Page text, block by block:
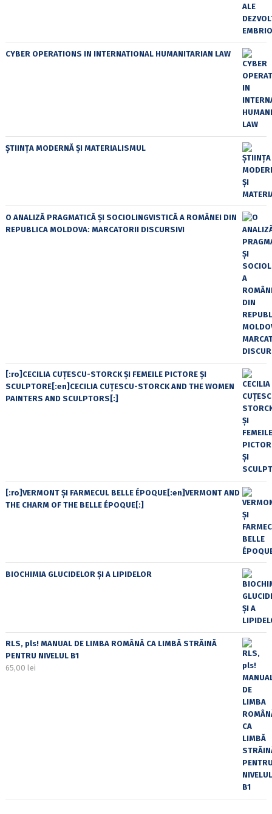
CYBER OPERATIONS IN INTERNATIONAL HUMANITARIAN LAW
ȘTIINȚA MODERNĂ ȘI MATERIALISMUL
O ANALIZĂ PRAGMATICĂ ȘI SOCIOLINGVISTICĂ A ROMÂNEI DIN
REPUBLICA MOLDOVA: MARCATORII DISCURSIVI
[:ro]CECILIA CUŢESCU-STORCK ŞI FEMEILE PICTORE ŞI
SCULPTORE[:en]CECILIA CUŢESCU-STORCK AND THE WOMEN
PAINTERS AND SCULPTORS[:]
[:ro]VERMONT ȘI FARMECUL BELLE ÉPOQUE[:en]VERMONT AND
THE CHARM OF THE BELLE ÉPOQUE[:]
BIOCHIMIA GLUCIDELOR ȘI A LIPIDELOR
RLS, pls! MANUAL DE LIMBA ROMÂNĂ CA LIMBĂ STRĂINĂ
PENTRU NIVELUL B1
65,00 lei